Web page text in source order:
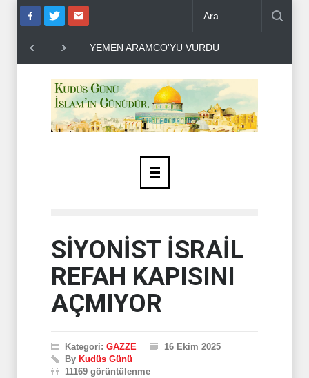
ARAMCO'YU VURDU .. HÜSEYİN EL HAC HASAN SİYONİST
SİYONİST İSRAİL
REFAH KAPISINI
AÇMIYOR
Kategori: GAZZE
16 Ekim 2025
By Kudüs Günü
11169 görüntülenme